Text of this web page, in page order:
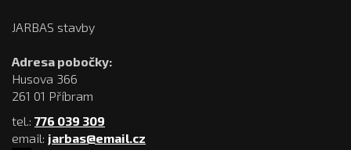
JARBAS stavby
Adresa pobočky:
Husova 366
261 01 Příbram
tel.: 776 039 309
email: jarbas@email.cz